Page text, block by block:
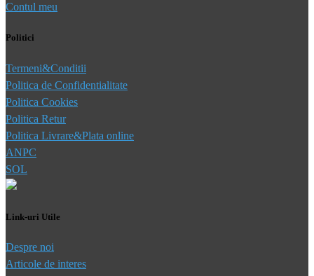
Contul meu
Politici
Termeni&Conditii
Politica de Confidentialitate
Politica Cookies
Politica Retur
Politica Livrare&Plata online
ANPC
SOL
Link-uri Utile
Despre noi
Articole de interes